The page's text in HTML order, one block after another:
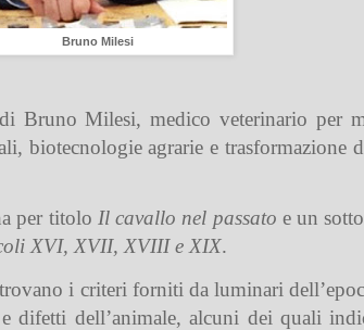
Bruno Milesi
Bruno Milesi, medico veterinario per
biotecnologie agrarie e trasformazione
per titolo Il cavallo nel passato e un
XVI, XVII, XVIII e XIX.
i criteri forniti da luminari
difetti dell’animale, alcuni dei quali